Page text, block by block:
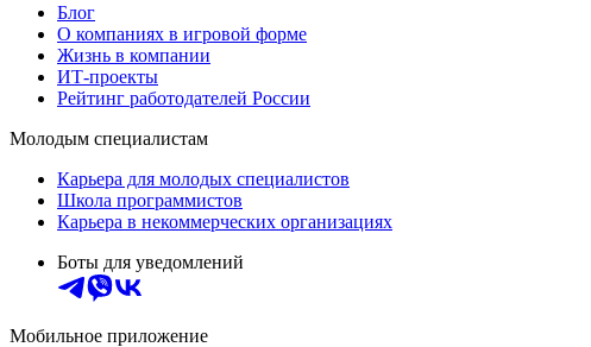
Блог
О компаниях в игровой форме
Жизнь в компании
ИТ-проекты
Рейтинг работодателей России
Молодым специалистам
Карьера для молодых специалистов
Школа программистов
Карьера в некоммерческих организациях
Боты для уведомлений
Мобильное приложение